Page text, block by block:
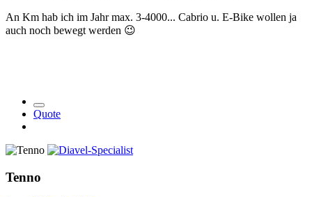
An Km hab ich im Jahr max. 3-4000... Cabrio u. E-Bike wollen ja
auch noch bewegt werden 😉
Quote
Tenno